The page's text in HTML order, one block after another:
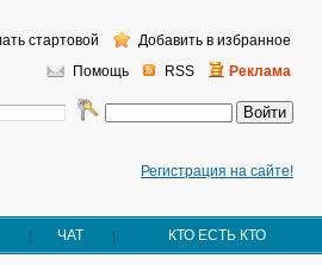
Регистрация на сайте!
Помощь RSS Реклама
стартовой Добавить в избранное
ЧАТ КТО ЕСТЬ КТО